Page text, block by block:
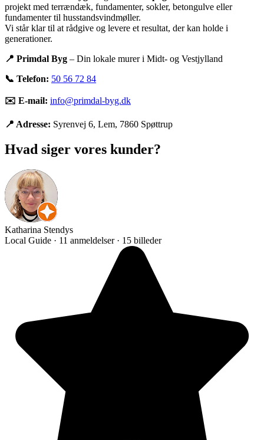
projekt med terrændæk, fundamenter, sokler, betongulve eller
fundamenter til husstandsvindmøller.
Vi står klar til at rådgive og levere et resultat, der kan holde i
generationer.
📍 Primdal Byg – Din lokale murer i Midt- og Vestjylland
📞 Telefon: 50 56 72 84
✉️ E-mail: info@primdal-byg.dk
📍 Adresse: Syrenvej 6, Lem, 7860 Spøttrup
Hvad siger vores kunder?
Katharina Stendys
Local Guide · 11 anmeldelser · 15 billeder